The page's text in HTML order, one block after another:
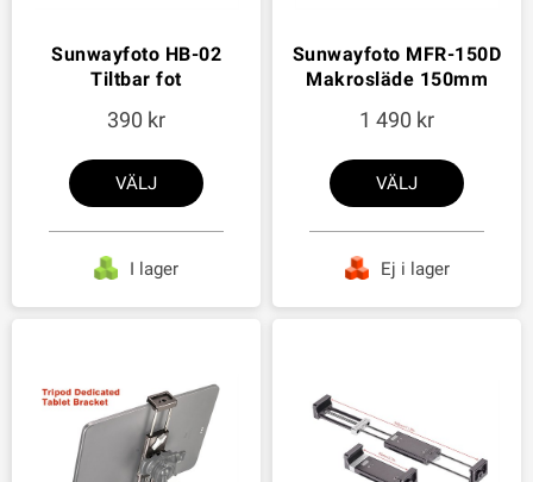
Sunwayfoto HB-02
Tiltbar fot
390
VÄLJ
I lager
Sunwayfoto MFR-150D
Makrosläde 150mm
1 490
VÄLJ
Ej i lager